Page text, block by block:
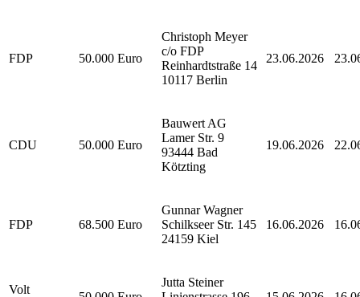
FDP 50.000 Euro
Christoph Meyer
c/o FDP
Reinhardtstraße 14
10117 Berlin
23.06.2026
CDU 50.000 Euro
Bauwert AG
Lamer Str. 9
93444 Bad
Kötzting
19.06.2026
FDP 68.500 Euro
Gunnar Wagner
Schilkseer Str. 145
24159 Kiel
16.06.2026
Volt
Jutta Steiner